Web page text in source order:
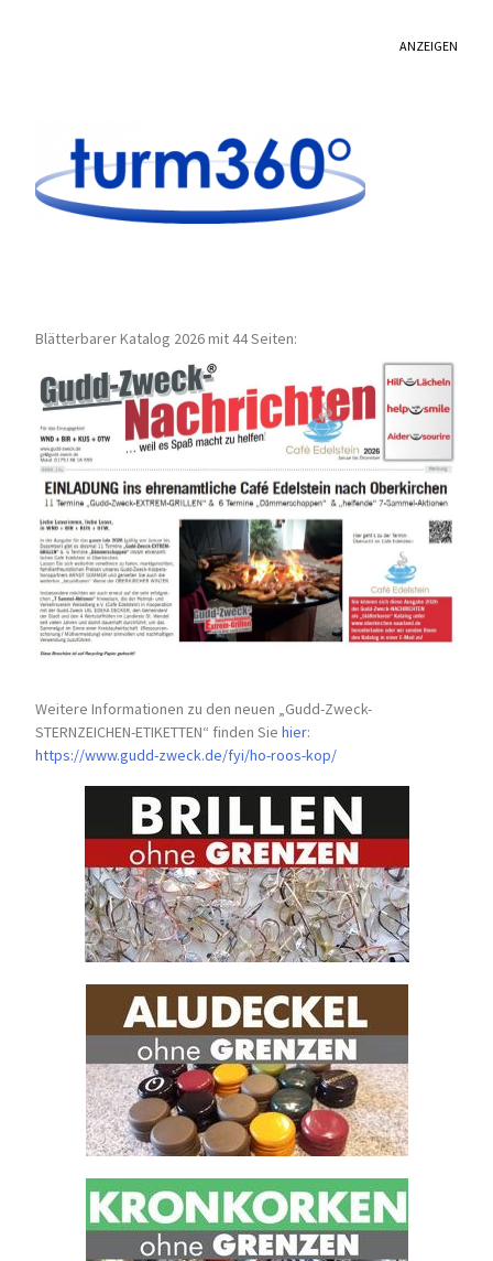
ANZEIGEN
Blätterbarer Katalog 2026 mit 44 Seiten:
Weitere Informationen zu den neuen „Gudd-Zweck-
STERNZEICHEN-ETIKETTEN“ finden Siehier:
https://www.gudd-zweck.de/fyi/ho-roos-kop/